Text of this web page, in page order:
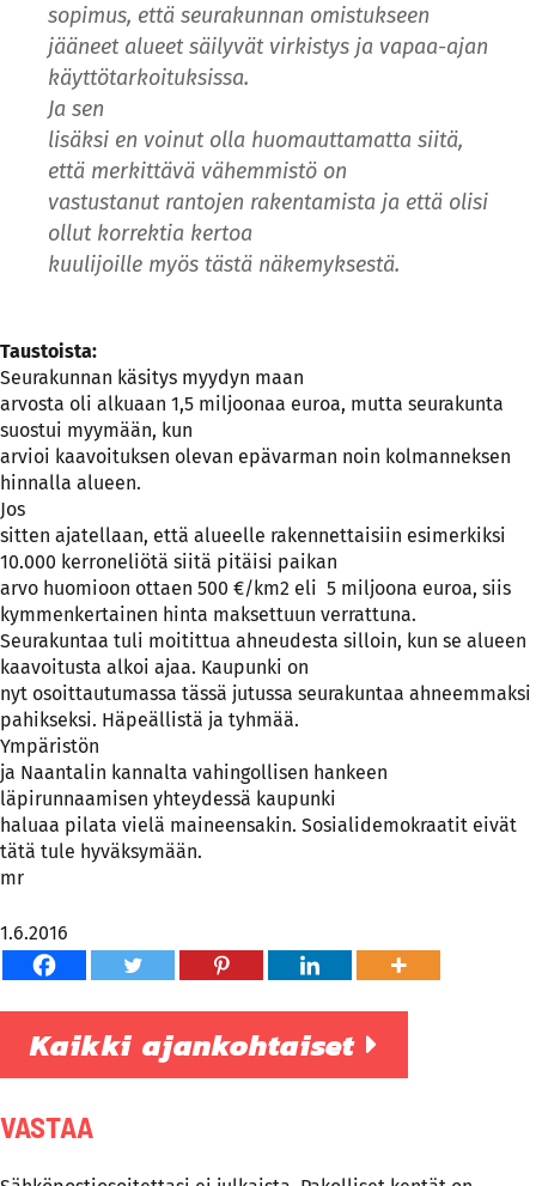
sopimus, että seurakunnan omistukseen
jääneet alueet säilyvät virkistys ja vapaa-ajan
käyttötarkoituksissa.
Ja sen
lisäksi en voinut olla huomauttamatta siitä,
että merkittävä vähemmistö on
vastustanut rantojen rakentamista ja että olisi
ollut korrektia kertoa
kuulijoille myös tästä näkemyksestä.
Taustoista:
Seurakunnan käsitys myydyn maan
arvosta oli alkuaan 1,5 miljoonaa euroa, mutta seurakunta
suostui myymään, kun
arvioi kaavoituksen olevan epävarman noin kolmanneksen
hinnalla alueen.
Jos
sitten ajatellaan, että alueelle rakennettaisiin esimerkiksi
10.000 kerroneliötä siitä pitäisi paikan
arvo huomioon ottaen 500 €/km2 eli 5 miljoona euroa, siis
kymmenkertainen hinta maksettuun verrattuna.
Seurakuntaa tuli moitittua ahneudesta silloin, kun se alueen
kaavoitusta alkoi ajaa. Kaupunki on
nyt osoittautumassa tässä jutussa seurakuntaa ahneemmaksi
pahikseksi. Häpeällistä ja tyhmää.
Ympäristön
ja Naantalin kannalta vahingollisen hankeen
läpirunnaamisen yhteydessä kaupunki
haluaa pilata vielä maineensakin. Sosialidemokraatit eivät
tätä tule hyväksymään.
mr
1.6.2016
Kaikki ajankohtaiset
VASTAA